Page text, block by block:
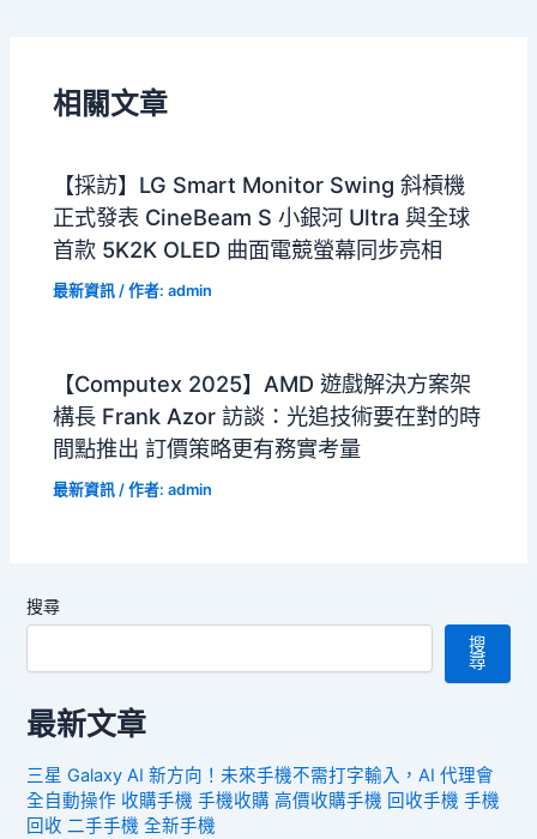
相關文章
【採訪】LG Smart Monitor Swing 斜槓機
正式發表 CineBeam S 小銀河 Ultra 與全球
首款 5K2K OLED 曲面電競螢幕同步亮相
最新資訊 / 作者:admin
【Computex 2025】AMD 遊戲解決方案架
構長 Frank Azor 訪談：光追技術要在對的時
間點推出 訂價策略更有務實考量
最新資訊 / 作者:admin
搜尋
搜
尋
最新文章
三星 Galaxy AI 新方向！未來手機不需打字輸入，AI 代理會
全自動操作 收購手機 手機收購 高價收購手機 回收手機 手機
回收 二手手機 全新手機